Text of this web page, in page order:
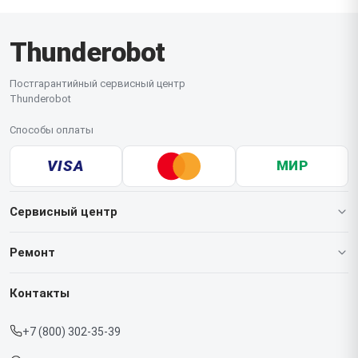
центра. Перед передачей техники советуем
сохранить важные данные и подготовить пароли
доступа.
Thunderobot
Постгарантийный сервисный центр
Thunderobot
Способы оплаты
VISA МИР
Сервисный центр
О нашем сервисе
Срочный ремонт
Ремонт
Ноутбуков
Контакты
+7 (800) 302-35-39